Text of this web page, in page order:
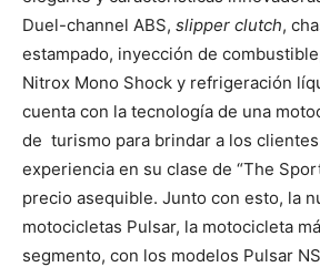
Duel-channel ABS, slipper clutch,
estampado, inyección de
Nitrox Mono Shock y refrigeración
cuenta con la tecnología de una
de turismo para brindar a los
experiencia en su clase de “The
precio asequible. Junto con esto, la
motocicletas Pulsar, la motocicleta
segmento, con los modelos Pulsar